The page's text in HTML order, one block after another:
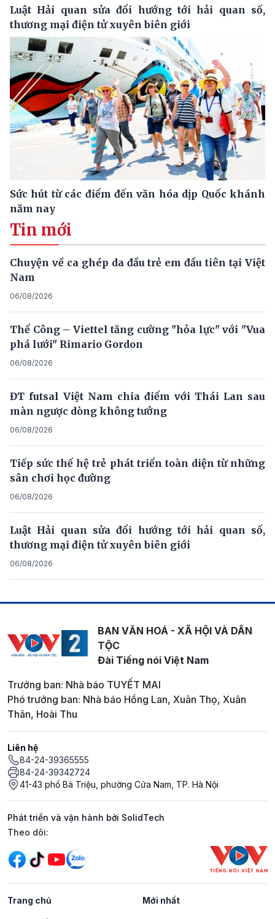
Luật Hải quan sửa đổi hướng tới hải quan số,
thương mại điện tử xuyên biên giới
Sức hút từ các điểm đến văn hóa dịp Quốc khánh
năm nay
Tin mới
Chuyện về ca ghép da đầu trẻ em đầu tiên tại Việt
Nam
06/08/2026
Thể Công – Viettel tăng cường "hỏa lực" với "Vua
phá lưới" Rimario Gordon
06/08/2026
ĐT futsal Việt Nam chia điểm với Thái Lan sau
màn ngược dòng không tưởng
06/08/2026
Tiếp sức thế hệ trẻ phát triển toàn diện từ những
sân chơi học đường
06/08/2026
Luật Hải quan sửa đổi hướng tới hải quan số,
thương mại điện tử xuyên biên giới
06/08/2026
BAN VĂN HOÁ - XÃ HỘI VÀ DÂN
TỘC
Đài Tiếng nói Việt Nam
Trưởng ban: Nhà báo TUYẾT MAI
Phó trưởng ban: Nhà báo Hồng Lan, Xuân Thọ, Xuân
Thân, Hoài Thu
Liên hệ
84-24-39365555
84-24-39342724
41-43 phố Bà Triệu, phường Cửa Nam, TP. Hà Nội
Phát triển và vận hành bởi SolidTech
Mạng xã hội
Theo dõi:
Trang chủ Mới nhất